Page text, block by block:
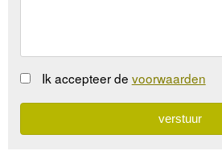
Ik accepteer de voorwaarden